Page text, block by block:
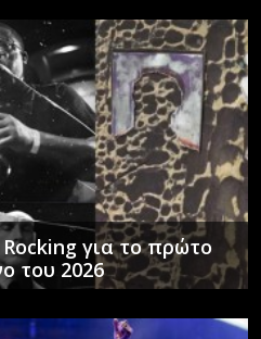
για το πρώτο
του 2026